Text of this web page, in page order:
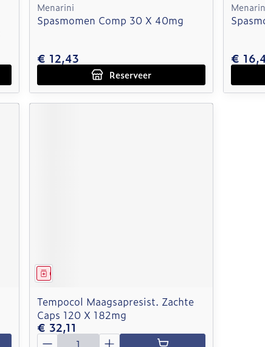
Menarini
Spasmomen Comp 30 X 40mg
€ 12,43
Reserveer
€
Geneesmiddel
Tempocol Maagsapresist. Zachte
Caps 120 X 182mg
€ 32,11
Aantal